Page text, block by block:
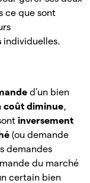
ce que sont
individuelles.
d’un bien
coût diminue,
inversement
(ou demande
demandes
du marché
certain bien